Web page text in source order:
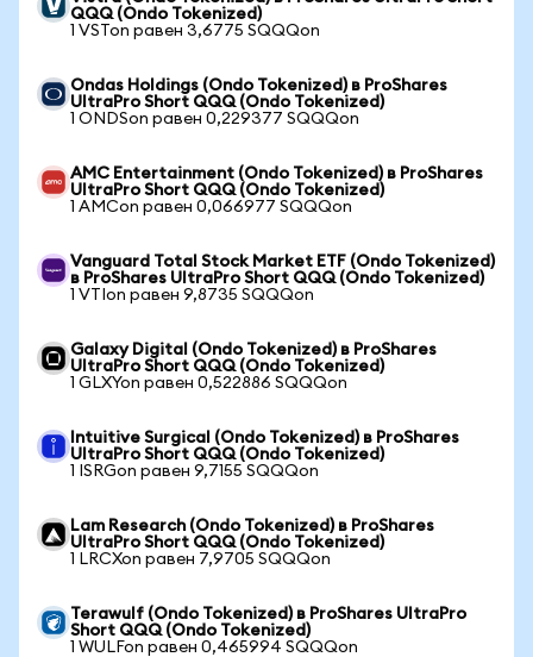
QQQ (Ondo Tokenized)
1 VSTon равен 3,6775 SQQQon
Ondas Holdings (Ondo Tokenized) в ProShares
UltraPro Short QQQ (Ondo Tokenized)
1 ONDSon равен 0,229377 SQQQon
AMC Entertainment (Ondo Tokenized) в ProShares
UltraPro Short QQQ (Ondo Tokenized)
1 AMCon равен 0,066977 SQQQon
Vanguard Total Stock Market ETF (Ondo Tokenized)
в ProShares UltraPro Short QQQ (Ondo Tokenized)
1 VTIon равен 9,8735 SQQQon
Galaxy Digital (Ondo Tokenized) в ProShares
UltraPro Short QQQ (Ondo Tokenized)
1 GLXYon равен 0,522886 SQQQon
Intuitive Surgical (Ondo Tokenized) в ProShares
UltraPro Short QQQ (Ondo Tokenized)
1 ISRGon равен 9,7155 SQQQon
Lam Research (Ondo Tokenized) в ProShares
UltraPro Short QQQ (Ondo Tokenized)
1 LRCXon равен 7,9705 SQQQon
Terawulf (Ondo Tokenized) в ProShares UltraPro
Short QQQ (Ondo Tokenized)
1 WULFon равен 0,465994 SQQQon